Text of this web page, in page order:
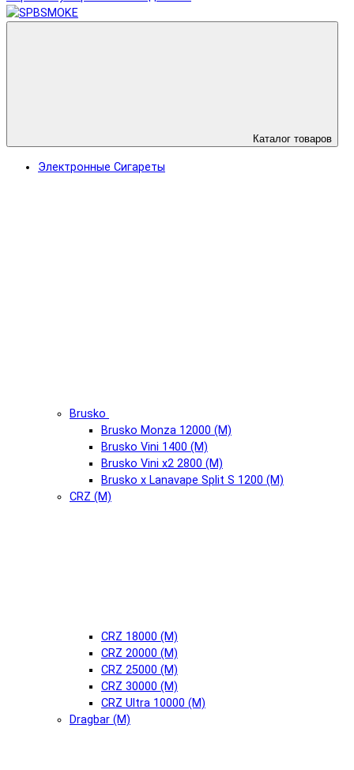
Каталог товаров
Электронные Сигареты
Brusko
Brusko Monza 12000 (М)
Brusko Vini 1400 (М)
Brusko Vini x2 2800 (М)
Brusko x Lanavape Split S 1200 (М)
CRZ (М)
CRZ 18000 (М)
CRZ 20000 (М)
CRZ 25000 (М)
CRZ 30000 (М)
CRZ Ultra 10000 (М)
Dragbar (М)